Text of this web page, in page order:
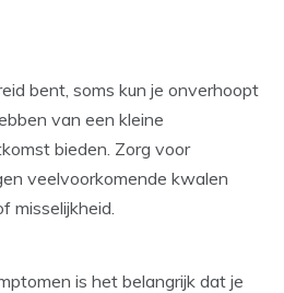
bent, soms kun je onverhoopt
van een kleine
bieden. Zorg voor
veelvoorkomende kwalen
misselijkheid.
is het belangrijk dat je